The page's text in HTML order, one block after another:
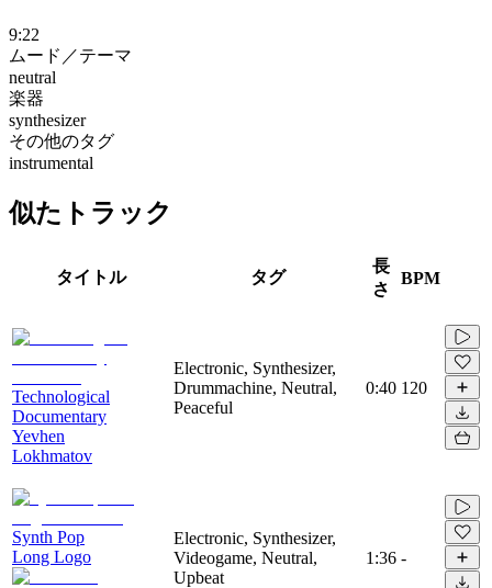
9:22
ムード／テーマ
neutral
楽器
synthesizer
その他のタグ
instrumental
似たトラック
タイトル タグ
長
さ
BPM
Technological
Documentary
Yevhen
Lokhmatov
Electronic, Synthesizer,
Drummachine, Neutral,
Peaceful
0:40 120
Synth Pop
Long Logo
Electronic, Synthesizer,
Videogame, Neutral,
Upbeat
1:36 -